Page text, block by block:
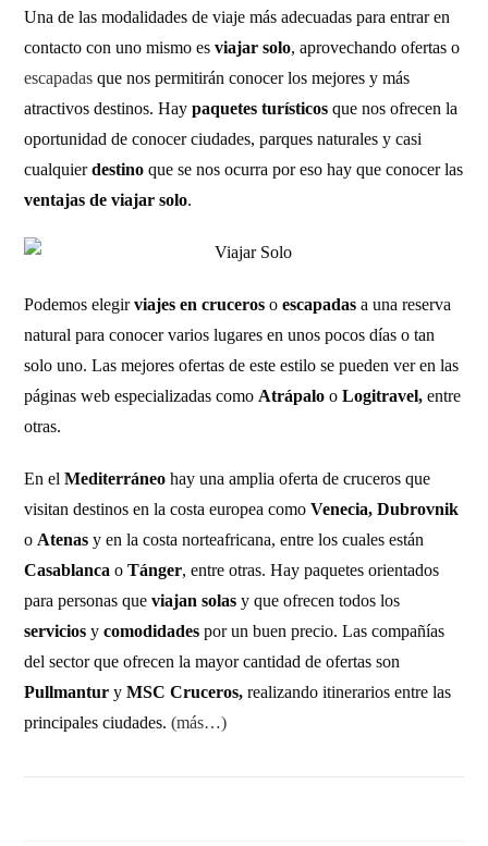
Una de las modalidades de viaje más adecuadas para entrar en
contacto con uno mismo esviajar solo, aprovechando ofertas o
escapadas que nos permitirán conocer los mejores y más
atractivos destinos. Haypaquetes turísticos que nos ofrecen la
oportunidad de conocer ciudades, parques naturales y casi
cualquierdestino que se nos ocurra por eso hay que conocer las
ventajas de viajar solo.
Podemos elegirviajes en cruceros oescapadasa una reserva
natural para conocer varios lugares en unos pocos días o tan
solo uno. Las mejores ofertas de este estilo se pueden ver en las
páginas web especializadas como AtrápalooLogitravel,entre
otras.
En elMediterráneohay una amplia oferta de cruceros que
visitan destinos en la costa europea comoVenecia, Dubrovnik
o Atenasy en la costa norteafricana, entre los cuales están
CasablancaoTánger, entre otras. Hay paquetes orientados
para personas queviajan solas y que ofrecen todos los
serviciosy comodidades por un buen precio. Las compañías
del sector que ofrecen la mayor cantidad de ofertas son
PullmanturyMSC Cruceros,realizando itinerarios entre las
principales ciudades.(más…)